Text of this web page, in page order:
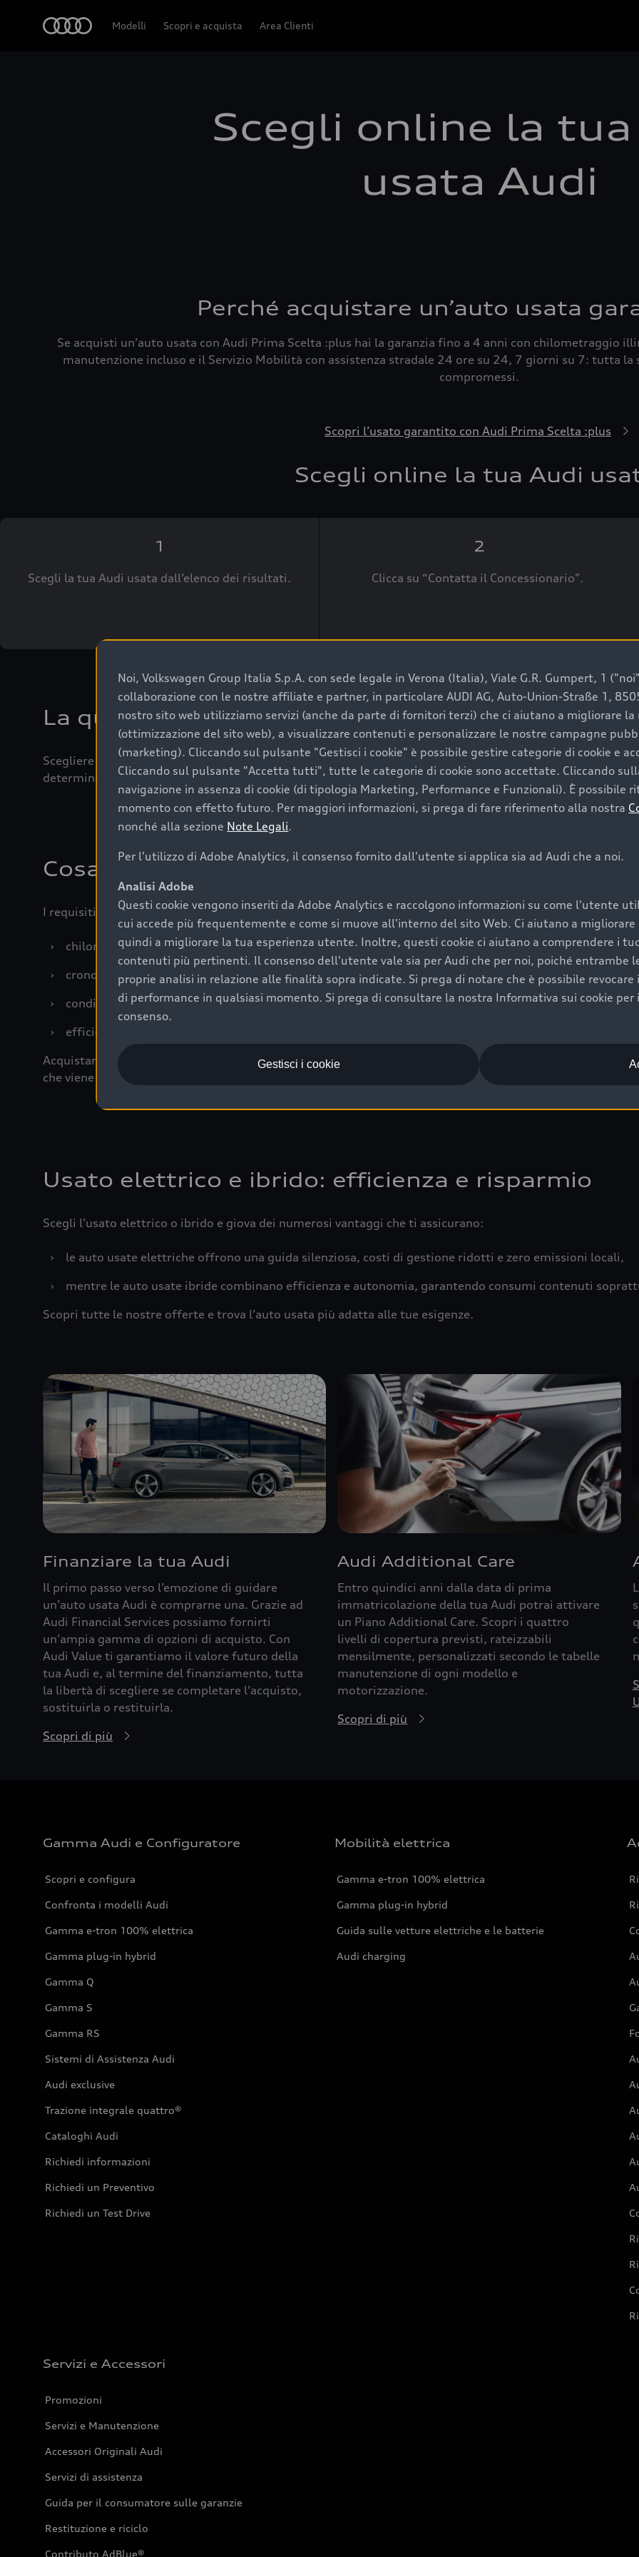
Modelli Scopri e acquista Area Clienti
Scegli online la
usata Audi
Perché acquistare un’auto usata
Se acquisti un’auto usata con Audi Prima Scelta :plus hai la garanzia fino a 4 anni con chilometraggio
manutenzione incluso e il Servizio Mobilità con assistenza stradale 24 ore su 24, 7 giorni su 7: tutta la
compromessi.
Scopri l’usato garantito con Audi Prima Scelta :plus
Scegli online la tua Audi
1
Scegli la tua Audi usata dall’elenco dei risultati.
2
Clicca su “Contatta il Concessionario".
La qualità di acquistare un’auto usata Audi
Scegliere un’auto usata è una decisione che coniuga convenienza, affidabilità e sostenibilità. Per fare un
determinanti come la garanzia inclusa e l’affidabilità del marchio. Audi offre l’auto usata perfetta tramite
Cosa sapere prima di acquistare la tua prossima
I requisiti fondamentali da considerare prima di acquistare un’auto usata, oltre al prezzo e all'aspetto,
›
chilometraggio: un valore contenuto corrisponde a uno stato migliore del veicolo e a una maggiore
›
cronologia dei tagliandi: una documentazione completa della vettura certifica una manutenzione
›
condizioni della carrozzeria e degli interni: una buona conservazione evidenzia cura e attenzione del
›
efficienza meccanica: motore, trasmissione e componenti principali in ottimo stato garantiscono
Acquistare un’auto usata in una Concessionaria ufficiale Audi che offre l’usato garantito tramite Audi
che viene sottoposto a 110 controlli approfonditi e coperto da garanzia fino a 4 anni per una maggiore
Usato elettrico e ibrido: efficienza e risparmio
Scegli l’usato elettrico o ibrido e giova dei numerosi vantaggi che ti assicurano:
›
le auto usate elettriche offrono una guida silenziosa, costi di gestione ridotti e zero emissioni locali,
›
mentre le auto usate ibride combinano efficienza e autonomia, garantendo consumi contenuti
Scopri tutte le nostre offerte e trova l’auto usata più adatta alle tue esigenze.
Finanziare la tua Audi
Il primo passo verso l’emozione di guidare
un’auto usata Audi è comprarne una. Grazie ad
Audi Financial Services possiamo fornirti
un’ampia gamma di opzioni di acquisto. Con
Audi Value ti garantiamo il valore futuro della
tua Audi e, al termine del finanziamento, tutta
la libertà di scegliere se completare l’acquisto,
sostituirla o restituirla.
Scopri di più
Audi Additional Care
Entro quindici anni dalla data di prima
immatricolazione della tua Audi potrai attivare
un Piano Additional Care. Scopri i quattro
livelli di copertura previsti, rateizzabili
mensilmente, personalizzati secondo le tabelle
manutenzione di ogni modello e
motorizzazione.
Scopri di più
Gamma Audi e Configuratore
Scopri e configura
Confronta i modelli Audi
Gamma e-tron 100% elettrica
Gamma plug-in hybrid
Gamma Q
Gamma S
Gamma RS
Sistemi di Assistenza Audi
Audi exclusive
Trazione integrale quattro®
Cataloghi Audi
Richiedi informazioni
Richiedi un Preventivo
Richiedi un Test Drive
Mobilità elettrica
Gamma e-tron 100% elettrica
Gamma plug-in hybrid
Guida sulle vetture elettriche e le batterie
Audi charging
Servizi e Accessori
Promozioni
Servizi e Manutenzione
Accessori Originali Audi
Servizi di assistenza
Guida per il consumatore sulle garanzie
Restituzione e riciclo
Contributo AdBlue®
Noi, Volkswagen Group Italia S.p.A. con sede legale in Verona (Italia), Viale G.R. Gumpert, 1
collaborazione con le nostre affiliate e partner, in particolare AUDI AG, Auto-Union-Straße 1,
nostro sito web utilizziamo servizi (anche da parte di fornitori terzi) che ci aiutano a migliorare la
(ottimizzazione del sito web), a visualizzare contenuti e personalizzare le nostre campagne
(marketing). Cliccando sul pulsante "Gestisci i cookie" è possibile gestire categorie di cookie e
Cliccando sul pulsante "Accetta tutti", tutte le categorie di cookie sono accettate. Cliccando
navigazione in assenza di cookie (di tipologia Marketing, Performance e Funzionali). È possibile
momento con effetto futuro. Per maggiori informazioni, si prega di fare riferimento alla nostra
nonché alla sezione Note Legali.
Per l'utilizzo di Adobe Analytics, il consenso fornito dall'utente si applica sia ad Audi che a noi.
Analisi Adobe
Questi cookie vengono inseriti da Adobe Analytics e raccolgono informazioni su come l'utente
cui accede più frequentemente e come si muove all'interno del sito Web. Ci aiutano a
quindi a migliorare la tua esperienza utente. Inoltre, questi cookie ci aiutano a comprendere i
contenuti più pertinenti. Il consenso dell'utente vale sia per Audi che per noi, poiché entrambe
proprie analisi in relazione alle finalità sopra indicate. Si prega di notare che è possibile
di performance in qualsiasi momento. Si prega di consultare la nostra Informativa sui cookie per
consenso.
Gestisci i cookie